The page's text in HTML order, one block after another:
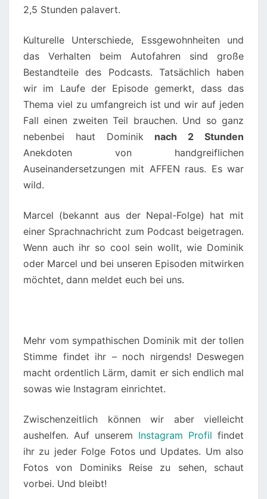
2,5 Stunden palavert.
Kulturelle Unterschiede, Essgewohnheiten und
das Verhalten beim Autofahren sind große
Bestandteile des Podcasts. Tatsächlich haben
wir im Laufe der Episode gemerkt, dass das
Thema viel zu umfangreich ist und wir auf jeden
Fall einen zweiten Teil brauchen. Und so ganz
nebenbei haut Dominik nach 2 Stunden
Anekdoten von handgreiflichen
Auseinandersetzungen mit AFFEN raus. Es war
wild.
Marcel (bekannt aus der Nepal-Folge) hat mit
einer Sprachnachricht zum Podcast beigetragen.
Wenn auch ihr so cool sein wollt, wie Dominik
oder Marcel und bei unseren Episoden mitwirken
möchtet, dann meldet euch bei uns.
Mehr vom sympathischen Dominik mit der tollen
Stimme findet ihr – noch nirgends! Deswegen
macht ordentlich Lärm, damit er sich endlich mal
sowas wie Instagram einrichtet.
Zwischenzeitlich können wir aber vielleicht
aushelfen. Auf unserem Instagram Profil findet
ihr zu jeder Folge Fotos und Updates. Um also
Fotos von Dominiks Reise zu sehen, schaut
vorbei. Und bleibt!